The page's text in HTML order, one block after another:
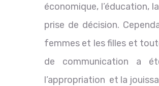
économique, l’éducation,
prise de décision.
femmes et les filles et
de communication a
l’appropriation et la